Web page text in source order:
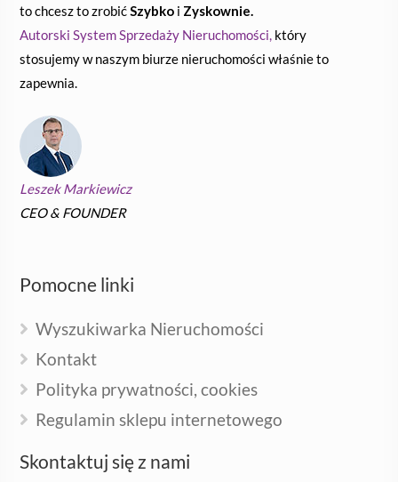
to chcesz to zrobićSzybko i Zyskownie.
Autorski System Sprzedaży Nieruchomości, który
stosujemy w naszym biurze nieruchomości właśnie to
zapewnia.
Leszek Markiewicz
CEO & FOUNDER
Pomocne linki
Wyszukiwarka Nieruchomości
Kontakt
Polityka prywatności, cookies
Regulamin sklepu internetowego
Skontaktuj się z nami